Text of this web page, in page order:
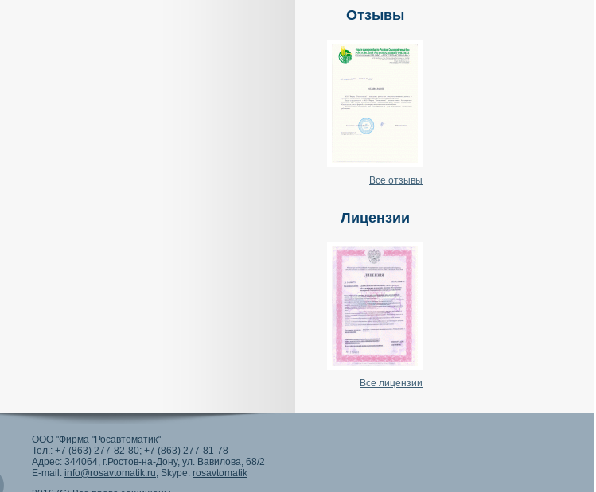
Отзывы
Все отзывы
Лицензии
Все лицензии
ООО "Фирма "Росавтоматик"
Тел.: +7 (863) 277-82-80; +7 (863) 277-81-78
Адрес: 344064, г.Ростов-на-Дону, ул. Вавилова, 68/2
E-mail: info@rosavtomatik.ru; Skype: rosavtomatik